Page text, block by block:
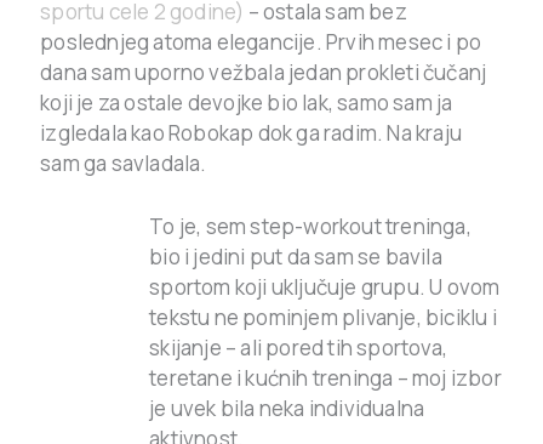
sportu cele 2 godine) – ostala sam bez
poslednjeg atoma elegancije. Prvih mesec i po
dana sam uporno vežbala jedan prokleti čučanj
koji je za ostale devojke bio lak, samo sam ja
izgledala kao Robokap dok ga radim. Na kraju
sam ga savladala.
To je, sem step-workout treninga,
bio i jedini put da sam se bavila
sportom koji uključuje grupu. U ovom
tekstu ne pominjem plivanje, biciklu i
skijanje – ali pored tih sportova,
teretane i kućnih treninga – moj izbor
je uvek bila neka individualna